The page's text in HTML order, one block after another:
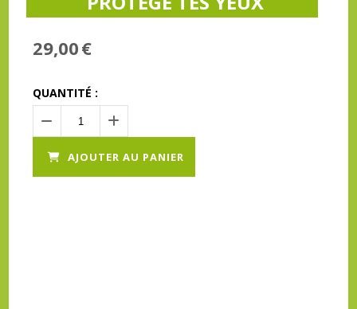
29,00€
QUANTITÉ :
AJOUTER AU PANIER